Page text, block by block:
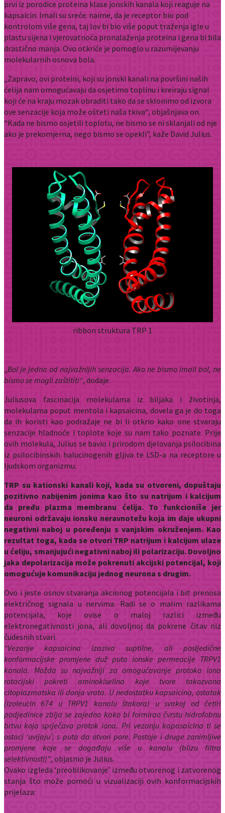
prvi iz porodice proteina klase jonskih kanala koji reaguje na
kapsaicin. Imali su sreće: naime, da je receptor bio pod
kontrolom više gena, taj lov bi bio više poput traženja igle u
plastu sijena i vjerovatnoća pronalaženja proteina i gena bi bila
drastično manja. Ovo otkriće je pomoglo u razumijevanju
molekularnih osnova bola.
„Zapravo, ovi proteini, koji su jonski kanali na površini naših
ćelija nam omogućavaju da osjetimo toplinu i kreiraju signal
koji će na kraju mozak obraditi tako da se sklonimo od izvora
ove senzacije koja može ošteti naša tkiva“, objašnjava on.
“Kada ne bismo osjetili toplotu, ne bismo se ni sklanjali od nje
ako je prekomjerna, nego bismo se opekli”, kaže David Julius.
ribbon struktura TRP 1
„Bol je jedna od najvažnijih senzacija. Ako ne bismo imali bol, ne
bismo se mogli zaštititi“, dodaje.
Juliusova fascinacija molekulama iz biljaka i životinja,
molekulama poput mentola i kapsaicina, dovela ga je do toga
da ih koristi kao podražaje ne bi li otkrio kako one stvaraju
senzacije hladnoće i toplote koje su nam tako poznate. Prije
ovih molekula, Julius se bavio i prirodom djelovanja psilocibina
iz psilocibinskih halucinogenih gljiva te LSD-a na receptore u
ljudskom organizmu.
TRP su kationski kanali koji, kada su otvoreni, dopuštaju
pozitivno nabijenim jonima kao što su natrijum i kalcijum
da pređu plazma membranu ćelija. To funkcioniše jer
neuroni održavaju ionsku neravnotežu koja im daje ukupni
negativni naboj u poređenju s vanjskim okruženjem. Kao
rezultat toga, kada se otvori TRP natrijum i kalcijum ulaze
u ćeliju, smanjujući negativni naboj ili polarizaciju. Dovoljno
jaka depolarizacija može pokrenuti akcijski potencijal, koji
omogućuje komunikaciju jednog neurona s drugim.
Ovo i jeste osnov stvaranja akcionog potencijala i bit prenosa
električnog signala u nervima. Radi se o malim razlikama
potencijala, koje ovise o maloj razlici između
elektronegativnosti jona, ali dovoljnoj da pokrene čitav niz
čudesnih stvari.
“Vezanje kapsaicina izaziva suptilne, ali posljedične
konformacijske promjene duž puta ionske permeacije TRPV1
kanala. Možda su najvažniji za omogućavanje protoka iona
rotacijski pokreti aminokiselina koje tvore takozvana
citoplazmatska ili donja vrata. U nedostatku kapsaicina, ostatak
(izoleucin 674 u TRPV1 kanalu štakora) u svakoj od četiri
podjedinice zbija se zajedno kako bi formirao čvrstu hidrofobnu
brtvu koja sprječava protok iona. Pri vezanju kapasaicina ti se
ostaci ‘uvijaju’; s puta da otvori pore. Postoje i druge zanimljive
promjene koje se događaju više u kanalu (blizu filtra
selektivnosti)”, objasnio je Julius.
Ovako izgleda ‘preoblikovanje’ između otvorenog i zatvorenog
stanja što može pomoći u vizualizaciji ovih konformacijskih
prijelaza: